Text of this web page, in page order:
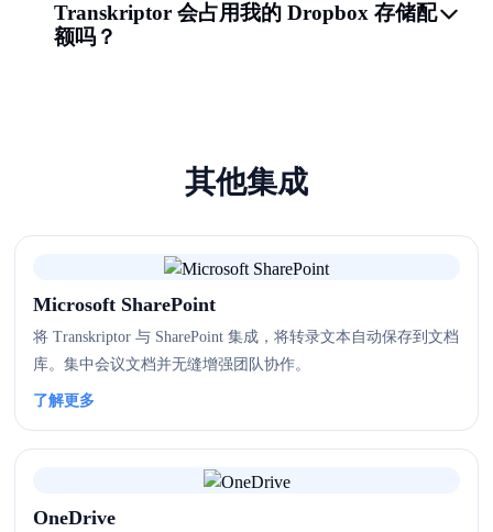
Transkriptor 会占用我的 Dropbox 存储配
额吗？
其他集成
Microsoft SharePoint
将 Transkriptor 与 SharePoint 集成，将转录文本自动保存到文档
库。集中会议文档并无缝增强团队协作。
了解更多
OneDrive